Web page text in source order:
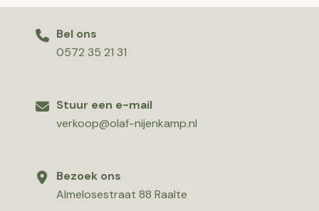
Bel ons
0572 35 21 31
Stuur een e-mail
verkoop@olaf-nijenkamp.nl
Bezoek ons
Almelosestraat 88 Raalte